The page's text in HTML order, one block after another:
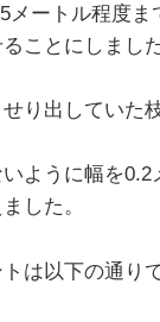
ートル程度
ことにしました
り出していた
ように幅を
した。
は以下の通りで